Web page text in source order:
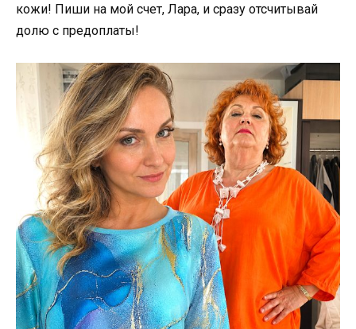
кожи! Пиши на мой счет, Лара, и сразу отсчитывай
долю с предоплаты!